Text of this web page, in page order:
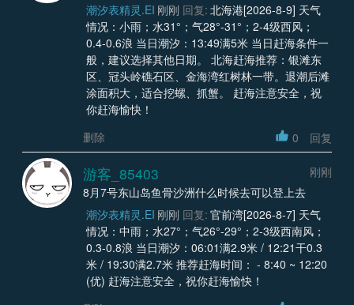
潮汐表精灵.EI 刚刚 回复: 北海港[2026-8-9] 天气
情况：小雨；水31°；气28°-31°；2-4级西风；
0.4-0.6浪 当日潮汐：13:49满5米 当日赶海条件一
般，建议选择其他日期。 北海赶海推荐：银滩东
区、冠头岭礁石区、金海湾红树林一带。退潮后滩
涂面积大，适合挖螺、抓蟹。 赶海注意安全，祝
你赶海愉快！
删除
0 回复
游客_85403
刚刚
8月7号东山岛鱼骨沙洲什么时候去可以登上去
潮汐表精灵.EI 刚刚 回复: 官前湾[2026-8-7] 天气
情况：中雨；水27°；气26°-29°；2-3级西南风；
0.3-0.8浪 当日潮汐：06:01满2.9米 / 12:21干0.3
米 / 19:30满2.7米 推荐赶海时间： - 8:40 ~ 12:20
(优) 赶海注意安全，祝你赶海愉快！